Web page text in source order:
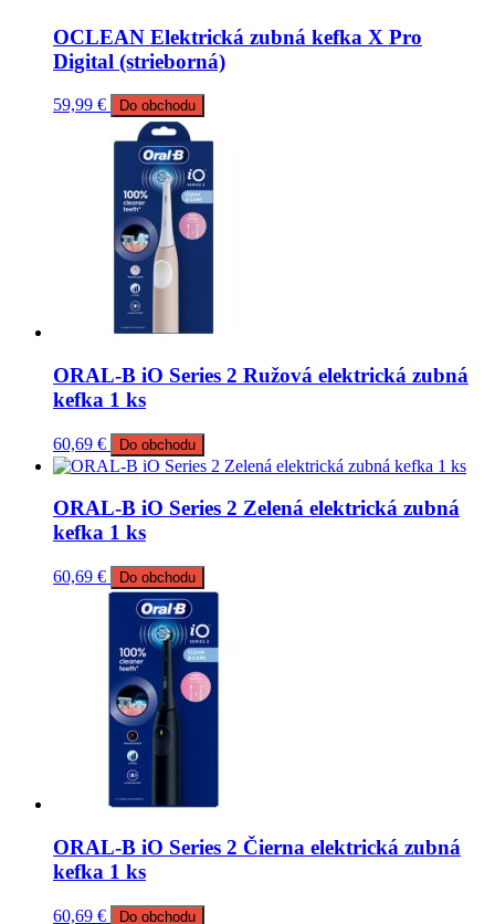
OCLEAN Elektrická zubná kefka X Pro
Digital (strieborná)
59,99 € Do obchodu
ORAL-B iO Series 2 Ružová elektrická zubná
kefka 1 ks
60,69 € Do obchodu
ORAL-B iO Series 2 Zelená elektrická zubná
kefka 1 ks
60,69 € Do obchodu
ORAL-B iO Series 2 Čierna elektrická zubná
kefka 1 ks
60,69 € Do obchodu